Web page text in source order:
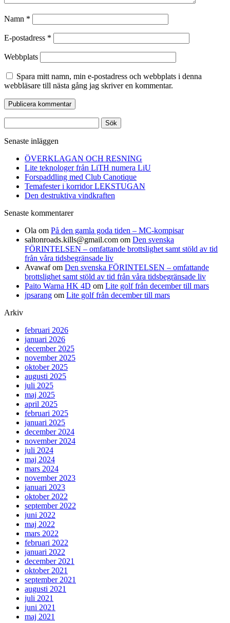
Namn *
E-postadress *
Webbplats
Spara mitt namn, min e-postadress och webbplats i denna
webbläsare till nästa gång jag skriver en kommentar.
efter:
Senaste inläggen
ÖVERKLAGAN OCH RESNING
Lite teknologer från LiTH numera LiU
Forspaddling med Club Canotique
Temafester i korridor LEKSTUGAN
Den destruktiva vindkraften
Senaste kommentarer
Ola om På den gamla goda tiden – MC-kompisar
saltonroads.kills@gmail.com om Den svenska
FÖRINTELSEN – omfattande brottslighet samt stöld av tid
från våra tidsbegränsade liv
Avawafom Den svenska FÖRINTELSEN – omfattande
brottslighet samt stöld av tid från våra tidsbegränsade liv
Paito Warna HK 4D om Lite golf från december till mars
jpsarang om Lite golf från december till mars
Arkiv
februari 2026
januari 2026
december 2025
november 2025
oktober 2025
augusti 2025
juli 2025
maj 2025
april 2025
februari 2025
januari 2025
december 2024
november 2024
juli 2024
maj 2024
mars 2024
november 2023
januari 2023
oktober 2022
september 2022
juni 2022
maj 2022
mars 2022
februari 2022
januari 2022
december 2021
oktober 2021
september 2021
augusti 2021
juli 2021
juni 2021
maj 2021